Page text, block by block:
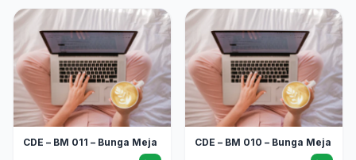
CDE – BM 011 – Bunga Meja
CDE – BM 010 – Bunga Meja